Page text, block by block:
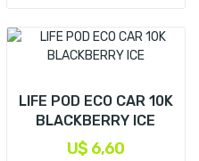
LIFE POD ECO CAR 10K
BLACKBERRY ICE
U$ 6,60